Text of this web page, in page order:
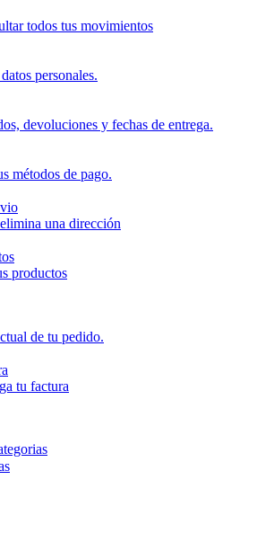
todos tus movimientos
personales.
devoluciones y fechas de entrega.
métodos de pago.
una dirección
productos
de tu pedido.
tu factura